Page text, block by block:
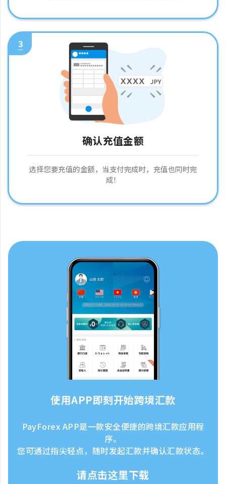
3
确认充值金额
选择您要充值的金额，当支付完成时，充值也同时完
成！
使用APP即刻开始跨境汇款
PayForex APP是一款安全便捷的跨境汇款应用程
序。
您可通过指尖轻点，随时发起汇款并确认汇款状态。
请点击这里下载